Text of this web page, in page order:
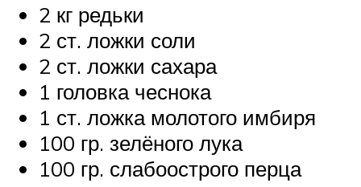
2 кг редьки
2 ст. ложки соли
2 ст. ложки сахара
1 головка чеснока
1 ст. ложка молотого имбиря
100 гр. зелёного лука
100 гр. слабоострого перца